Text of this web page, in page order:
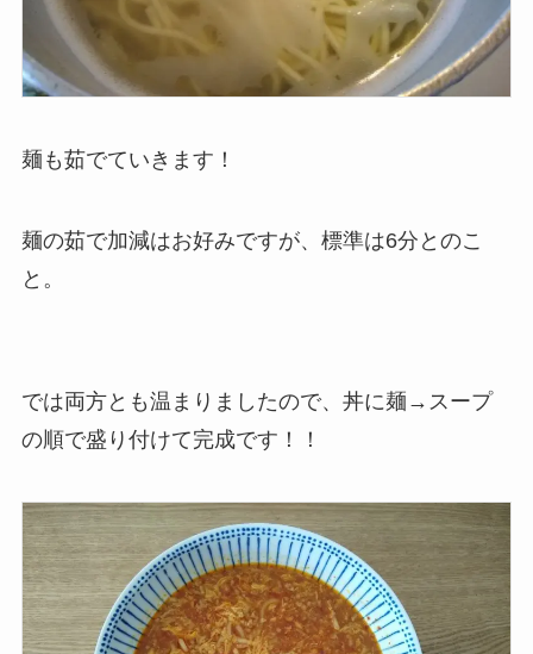
麺も茹でていきます！
麺の茹で加減はお好みですが、標準は6分とのこ
と。
では両方とも温まりましたので、丼に麺→スープ
の順で盛り付けて完成です！！